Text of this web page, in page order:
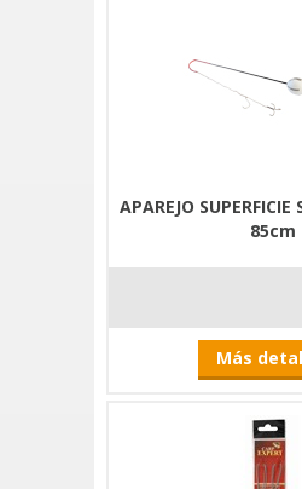
APAREJO SUPERFICIE
85cm
Más